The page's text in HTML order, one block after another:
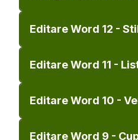
Editare Word 12 -
Editare Word 11 -
Editare Word 10 -
Editare Word 9 -